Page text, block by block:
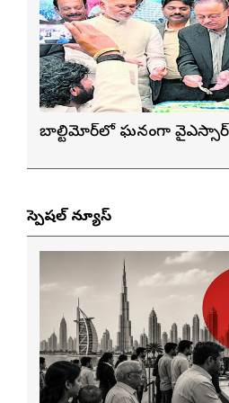
బాల్టిమోర్‌లో ఘనంగా
స్పెషల్ న్యూస్